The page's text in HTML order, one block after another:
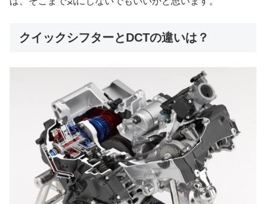
クイックシフターとDCTの違いは？